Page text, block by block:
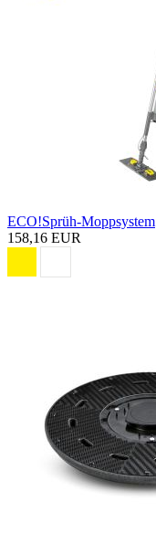
ECO!Sprüh-Moppsystem
158,16 EUR